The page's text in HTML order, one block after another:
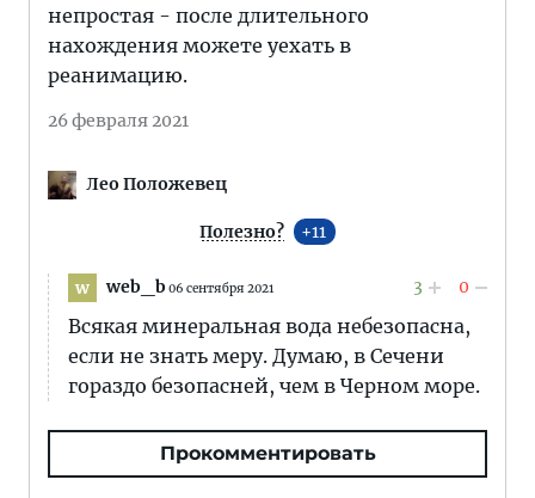
непростая - после длительного
нахождения можете уехать в
реанимацию.
26 февраля 2021
Лео Положевец
Полезно? 11
w web_b 06 сентября 2021 3 0
Всякая минеральная вода небезопасна,
если не знать меру. Думаю, в Сечени
гораздо безопасней, чем в Черном море.
Прокомментировать